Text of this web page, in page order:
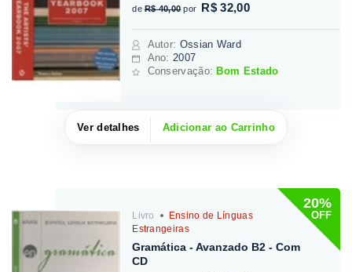
de R$ 40,00 por R$ 32,00
Autor: Ossian Ward
Ano: 2007
Conservação: Bom Estado
Ver detalhes Adicionar ao Carrinho
20%
OFF
Livro
Ensino de Línguas
Estrangeiras
Gramática - Avanzado B2 - Com
CD